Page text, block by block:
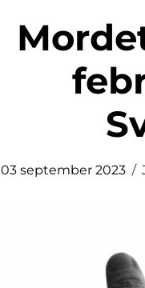
Mordet på Olof Palme den 28
03 september 2023